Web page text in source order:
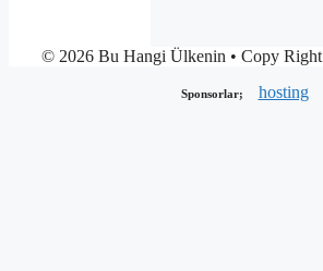
© 2026 Bu Hangi Ülkenin • Copy Right
Sponsorlar; hosting